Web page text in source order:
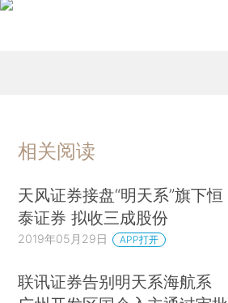
相关阅读
天风证券接盘“明天系”旗下恒
泰证券 拟收三成股份
2019年05月29日 APP打开
联讯证券告别明天系海航系